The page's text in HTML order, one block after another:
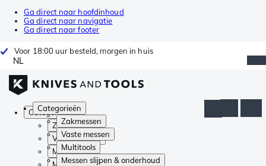
Ga direct naar hoofdinhoud
Ga direct naar navigatie
Ga direct naar footer
Voor 18:00 uur besteld, morgen in huis
NL
Categorieën
Zakmessen
Vaste messen
Multitools
Messen slijpen & onderhoud
Categorieën
Zakmessen
Vaste messen
Multitools